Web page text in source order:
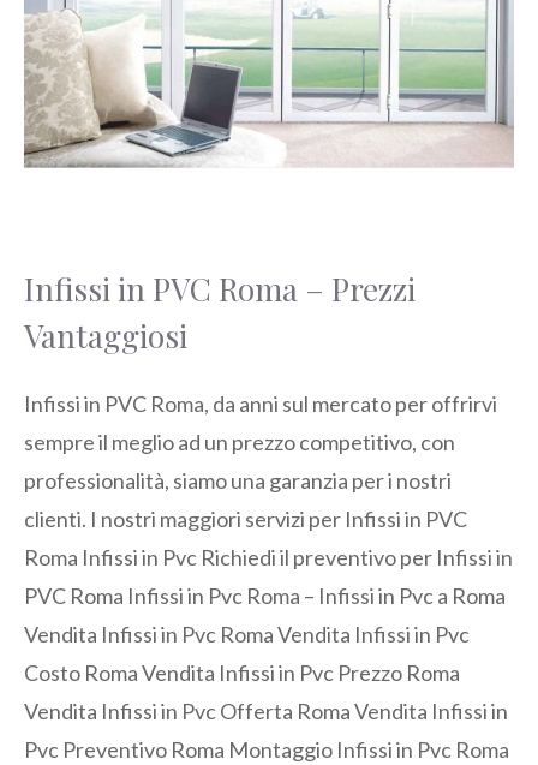
Infissi in PVC Roma – Prezzi
Vantaggiosi
Infissi in PVC Roma, da anni sul mercato per offrirvi
sempre il meglio ad un prezzo competitivo, con
professionalità, siamo una garanzia per i nostri
clienti. I nostri maggiori servizi per Infissi in PVC
Roma Infissi in Pvc Richiedi il preventivo per Infissi in
PVC Roma Infissi in Pvc Roma – Infissi in Pvc a Roma
Vendita Infissi in Pvc Roma Vendita Infissi in Pvc
Costo Roma Vendita Infissi in Pvc Prezzo Roma
Vendita Infissi in Pvc Offerta Roma Vendita Infissi in
Pvc Preventivo Roma Montaggio Infissi in Pvc Roma